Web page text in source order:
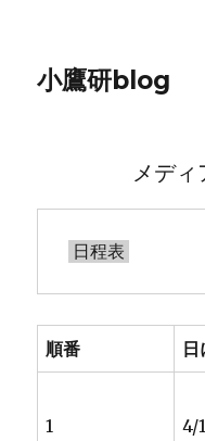
小鷹研blog
メディ
順番
1 4/